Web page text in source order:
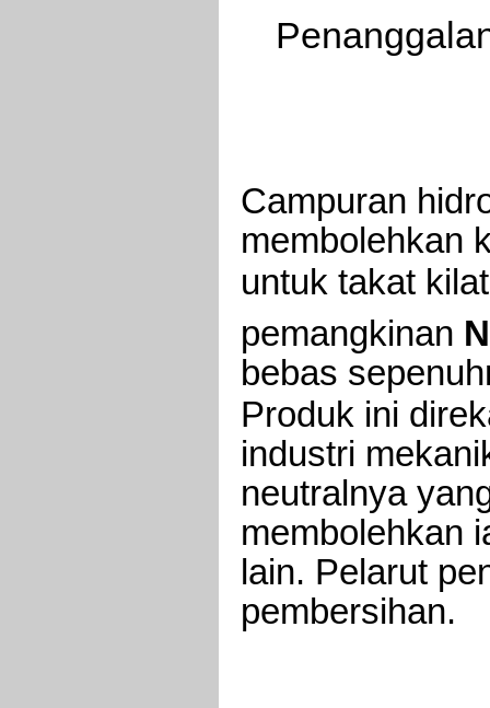
Campuran
membolehkan
untuk takat
pemangkinan
bebas
Produk ini
industri
neutralnya
membolehkan
lain. Pelarut
pembersihan.